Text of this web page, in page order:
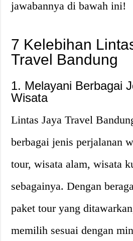
jawabannya di bawah ini!
7 Kelebihan
Travel Bandung
1. Melayani Berbagai
Wisata
Lintas Jaya Travel
berbagai jenis perjalanan
tour, wisata alam, wisata
sebagainya. Dengan
paket tour yang
memilih sesuai dengan